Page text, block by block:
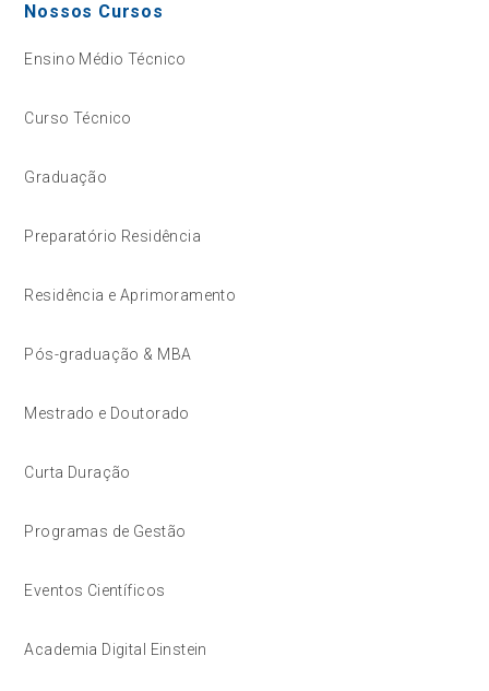
Nossos Cursos
Ensino Médio Técnico
Curso Técnico
Graduação
Preparatório Residência
Residência e Aprimoramento
Pós-graduação & MBA
Mestrado e Doutorado
Curta Duração
Programas de Gestão
Eventos Científicos
Academia Digital Einstein